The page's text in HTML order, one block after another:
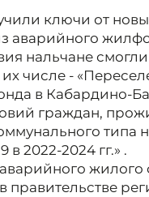
ключи от
аварийного
нальчане смогли
числе -
в Кабардино-
граждан,
типа
2022-2024 гг.» .
жилого
правительстве